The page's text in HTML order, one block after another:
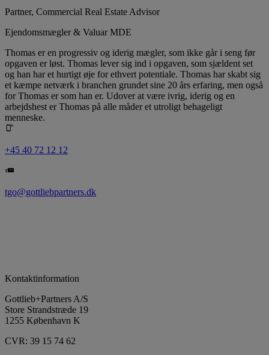
Partner, Commercial Real Estate Advisor
Ejendomsmægler & Valuar MDE
Thomas er en progressiv og iderig mægler, som ikke går i seng før
opgaven er løst. Thomas lever sig ind i opgaven, som sjældent set
og han har et hurtigt øje for ethvert potentiale. Thomas har skabt sig
et kæmpe netværk i branchen grundet sine 20 års erfaring, men også
for Thomas er som han er. Udover at være ivrig, iderig og en
arbejdshest er Thomas på alle måder et utroligt behageligt
menneske.
+45 40 72 12 12
tgo@gottliebpartners.dk
Kontaktinformation
Gottlieb+Partners A/S
Store Strandstræde 19
1255 København K
CVR: 39 15 74 62